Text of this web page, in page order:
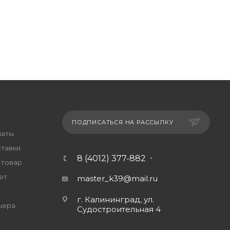
ПОДПИСАТЬСЯ НА РАССЫЛКУ
8 (4012) 377-882
master_k39@mail.ru
г. Калининград, ул.
Судостроительная 4